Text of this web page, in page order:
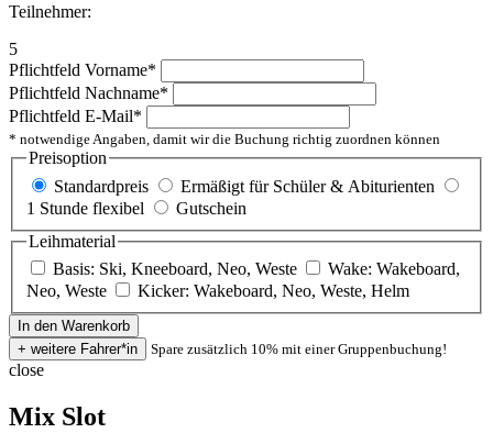
Teilnehmer:
5
Pflichtfeld Vorname*
Pflichtfeld Nachname*
Pflichtfeld E-Mail*
* notwendige Angaben, damit wir die Buchung richtig zuordnen können
Preisoption
Standardpreis
Ermäßigt für Schüler & Abiturienten
1 Stunde flexibel
Gutschein
Leihmaterial
Basis: Ski, Kneeboard, Neo, Weste
Wake: Wakeboard,
Neo, Weste
Kicker: Wakeboard, Neo, Weste, Helm
Spare zusätzlich 10% mit einer Gruppenbuchung!
close
Mix Slot